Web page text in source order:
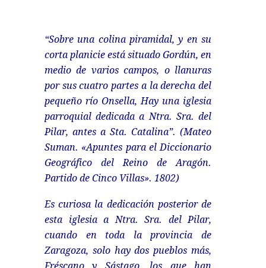
“Sobre una colina piramidal, y en su
corta planicie está situado Gordún, en
medio de varios campos, o llanuras
por sus cuatro partes a la derecha del
pequeño río Onsella, Hay una iglesia
parroquial dedicada a Ntra. Sra. del
Pilar, antes a Sta. Catalina”. (Mateo
Suman. «Apuntes para el Diccionario
Geográfico del Reino de Aragón.
Partido de Cinco Villas». 1802)
Es curiosa la dedicación posterior de
esta iglesia a Ntra. Sra. del Pilar,
cuando en toda la provincia de
Zaragoza, solo hay dos pueblos más,